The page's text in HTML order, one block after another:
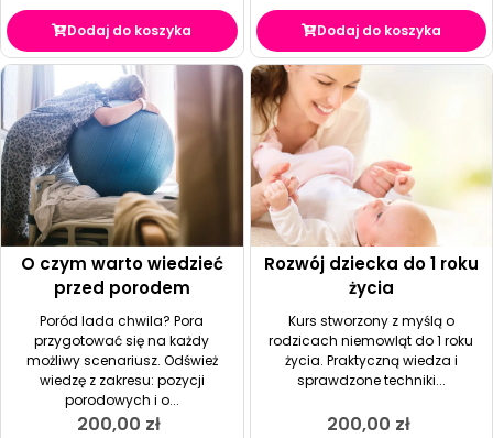
Dodaj do koszyka Dodaj do koszyka
O czym warto wiedzieć
przed porodem
Poród lada chwila? Pora
przygotować się na każdy
możliwy scenariusz. Odśwież
wiedzę z zakresu: pozycji
porodowych i o...
200,00 zł
Rozwój dziecka do 1 roku
życia
Kurs stworzony z myślą o
rodzicach niemowląt do 1 roku
życia. Praktyczną wiedza i
sprawdzone techniki...
200,00 zł